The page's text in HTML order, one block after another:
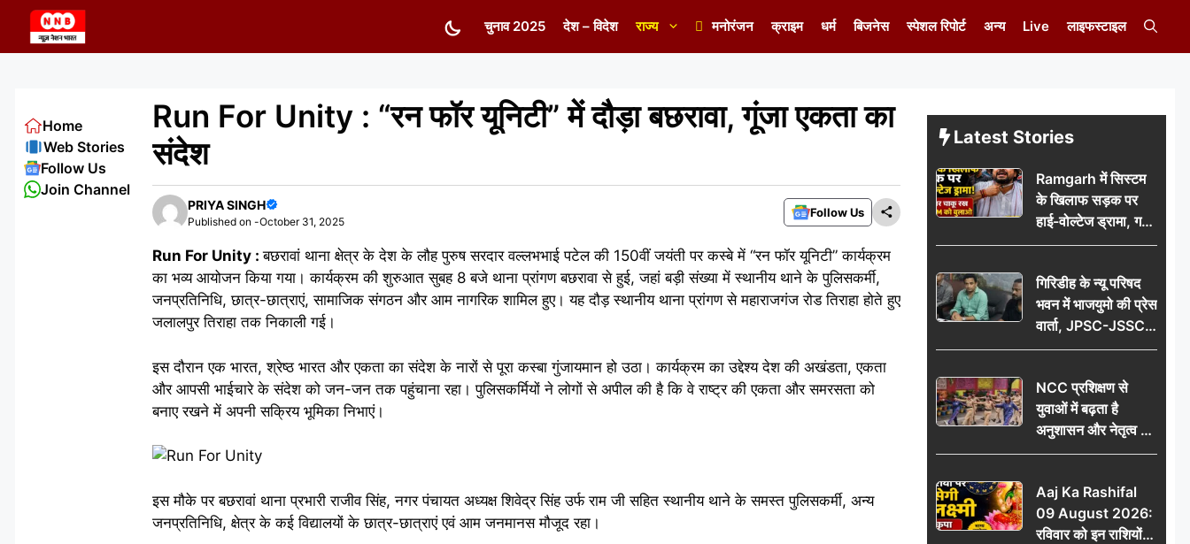
content
चुनाव 2025 देश – विदेश राज्य मनोरंजन क्राइम धर्म बिजनेस स्पेशल रिपोर्ट अन्य Live लाइफस्टाइल
Run For Unity : “रन फॉर यूनिटी” में दौड़ा बछरावा, गूंजा एकता का
संदेश
PRIYA SINGH
Published on -October 31, 2025
Follow Us
Run For Unity :बछरावां थाना क्षेत्र के देश के लौह पुरुष सरदार वल्लभभाई पटेल की 150वीं जयंती पर कस्बे में “रन फॉर यूनिटी” कार्यक्रम
का भव्य आयोजन किया गया। कार्यक्रम की शुरुआत सुबह 8 बजे थाना प्रांगण बछरावा से हुई, जहां बड़ी संख्या में स्थानीय थाने के पुलिसकर्मी,
जनप्रतिनिधि, छात्र-छात्राएं, सामाजिक संगठन और आम नागरिक शामिल हुए। यह दौड़ स्थानीय थाना प्रांगण से महाराजगंज रोड तिराहा होते हुए
जलालपुर तिराहा तक निकाली गई।
इस दौरान एक भारत, श्रेष्ठ भारत और एकता का संदेश के नारों से पूरा कस्बा गुंजायमान हो उठा। कार्यक्रम का उद्देश्य देश की अखंडता, एकता
और आपसी भाईचारे के संदेश को जन-जन तक पहुंचाना रहा। पुलिसकर्मियों ने लोगों से अपील की है कि वे राष्ट्र की एकता और समरसता को
बनाए रखने में अपनी सक्रिय भूमिका निभाएं।
इस मौके पर बछरावां थाना प्रभारी राजीव सिंह, नगर पंचायत अध्यक्ष शिवेद्र सिंह उर्फ राम जी सहित स्थानीय थाने के समस्त पुलिसकर्मी, अन्य
जनप्रतिनिधि, क्षेत्र के कई विद्यालयों के छात्र-छात्राएं एवं आम जनमानस मौजूद रहा।
Home
Web Stories
Follow Us
Join Channel
Latest Stories
Ramgarh में सिस्टम
के खिलाफ सड़क पर
हाई-वोल्टेज ड्रामा, गर्दन
पर चाकू रख बोला- CM
वायरल
गिरिडीह के न्यू परिषद
भवन में भाजयुमो की प्रेस
वार्ता, JPSC-JSSC
पेपर लीक के विरोध में
विधानसभा घेराव का
ऐलान
NCC प्रशिक्षण से
युवाओं में बढ़ता है
अनुशासन और नेतृत्व का
गुण: डॉ. जी.एन. खान
Aaj Ka Rashifal
09 August 2026:
रविवार को इन राशियों